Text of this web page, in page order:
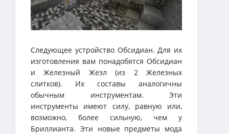
Следующее устройство Обсидиан. Для их
изготовления вам понадобятся Обсидиан
и Железный Жезл (из 2 Железных
слитков). Их составы аналогичны
обычным инструментам. Эти
инструменты имеют силу, равную или,
возможно, более сильную, чем у
Бриллианта. Эти новые предметы мода